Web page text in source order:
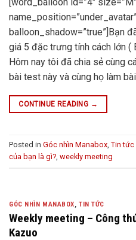
balloon_shadow=”true”]Bạn
giá 5 đặc trưng tính cách lớn
Hôm nay tôi đã chia sẻ cùng
bài test này và cùng họ làm
CONTINUE READING →
Posted in Góc nhìn Manabox, Tin tức
của bạn là gì?, weekly meeting
GÓC NHÌN MANABOX,TIN TỨC
Weekly meeting – Công
Kazuo